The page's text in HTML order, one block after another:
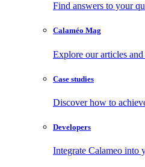
Find answers to your
Calaméo Mag
Explore our articles
Case studies
Discover how to
Developers
Integrate Calameo